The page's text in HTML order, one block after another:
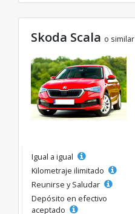
Skoda Scala o similar
Igual a igual
Kilometraje ilimitado
Reunirse y Saludar
Depósito en efectivo
aceptado